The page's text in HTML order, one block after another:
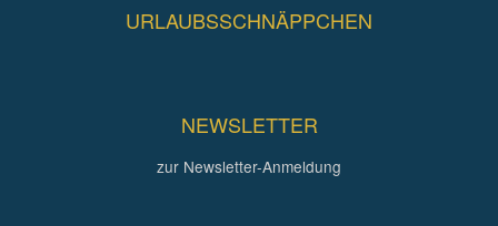
URLAUBSSCHNÄPPCHEN
NEWSLETTER
zur Newsletter-Anmeldung